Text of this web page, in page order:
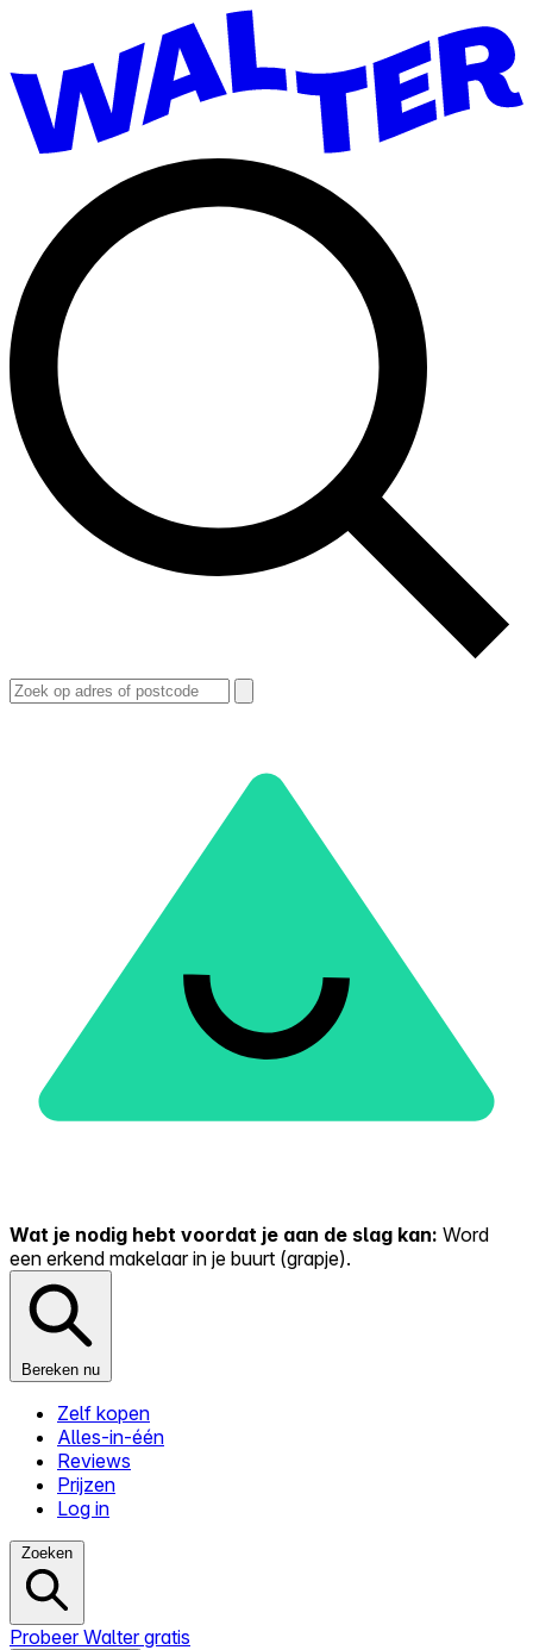
Wat je nodig hebt voordat je aan de slag kan: Word
een erkend makelaar in je buurt (grapje).
Bereken nu
Zelf kopen
Alles-in-één
Reviews
Prijzen
Log in
Zoeken
Probeer Walter gratis